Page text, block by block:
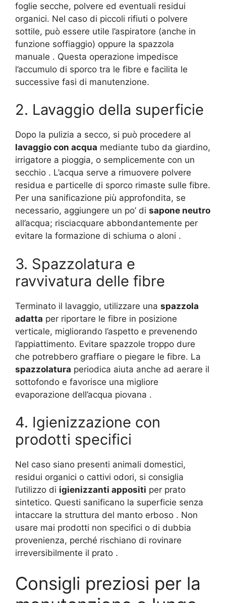
foglie secche, polvere ed eventuali residui
organici. Nel caso di piccoli rifiuti o polvere
sottile, può essere utile l’aspiratore (anche in
funzione soffiaggio) oppure la spazzola
manuale . Questa operazione impedisce
l’accumulo di sporco tra le fibre e facilita le
successive fasi di manutenzione.
2. Lavaggio della superficie
Dopo la pulizia a secco, si può procedere al
lavaggio con acqua mediante tubo da giardino,
irrigatore a pioggia, o semplicemente con un
secchio . L’acqua serve a rimuovere polvere
residua e particelle di sporco rimaste sulle fibre.
Per una sanificazione più approfondita, se
necessario, aggiungere un po’ di sapone neutro
all’acqua; risciacquare abbondantemente per
evitare la formazione di schiuma o aloni .
3. Spazzolatura e
ravvivatura delle fibre
Terminato il lavaggio, utilizzare una spazzola
adatta per riportare le fibre in posizione
verticale, migliorando l’aspetto e prevenendo
l’appiattimento. Evitare spazzole troppo dure
che potrebbero graffiare o piegare le fibre. La
spazzolatura periodica aiuta anche ad aerare il
sottofondo e favorisce una migliore
evaporazione dell’acqua piovana .
4. Igienizzazione con
prodotti specifici
Nel caso siano presenti animali domestici,
residui organici o cattivi odori, si consiglia
l’utilizzo di igienizzanti appositi per prato
sintetico. Questi sanificano la superficie senza
intaccare la struttura del manto erboso . Non
usare mai prodotti non specifici o di dubbia
provenienza, perché rischiano di rovinare
irreversibilmente il prato .
Consigli preziosi per la